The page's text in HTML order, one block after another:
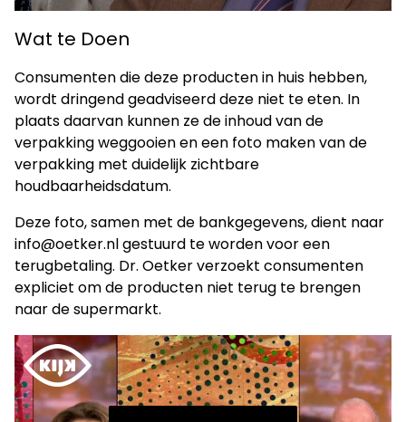
Wat te Doen
Consumenten die deze producten in huis hebben,
wordt dringend geadviseerd deze niet te eten. In
plaats daarvan kunnen ze de inhoud van de
verpakking weggooien en een foto maken van de
verpakking met duidelijk zichtbare
houdbaarheidsdatum.
Deze foto, samen met de bankgegevens, dient naar
info@oetker.nl gestuurd te worden voor een
terugbetaling. Dr. Oetker verzoekt consumenten
expliciet om de producten niet terug te brengen
naar de supermarkt.